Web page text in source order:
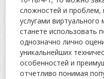
сложностей и проблем,
услугами виртуального
станете использовать
однозначно лично
уникальнейших
особенностей и
отчетливо понимая